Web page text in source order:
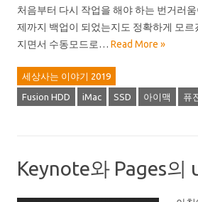
처음부터 다시 작업을 해야 하는 번거러
제까지 백업이 되었는지도 정확하게 모르
지면서 수동모드로… Read More »
세상사는 이야기 2019
Fusion HDD iMac SSD 아이맥 퓨
Keynote와 Pages의